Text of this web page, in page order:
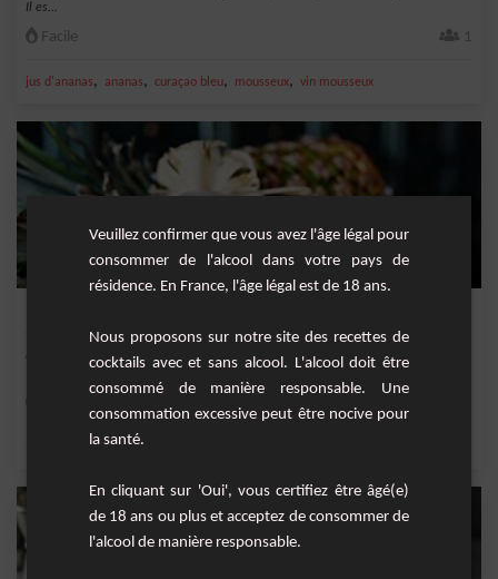
Il es...
Facile 1
jus d'ananas, ananas, curaçao bleu, mousseux, vin mousseux
Cocktail fruité à base de whisky, jus d'ananas, crème de cassis et sirop de canne.
sirop de canne,jus d'ananas
Veuillez confirmer que vous avez l'âge légal pour
consommer de l'alcool dans votre pays de
résidence. En France, l'âge légal est de 18 ans.
Nous proposons sur notre site des recettes de
cocktails avec et sans alcool. L'alcool doit être
consommé de manière responsable. Une
consommation excessive peut être nocive pour
la santé.
En cliquant sur 'Oui', vous certifiez être âgé(e)
de 18 ans ou plus et acceptez de consommer de
l'alcool de manière responsable.